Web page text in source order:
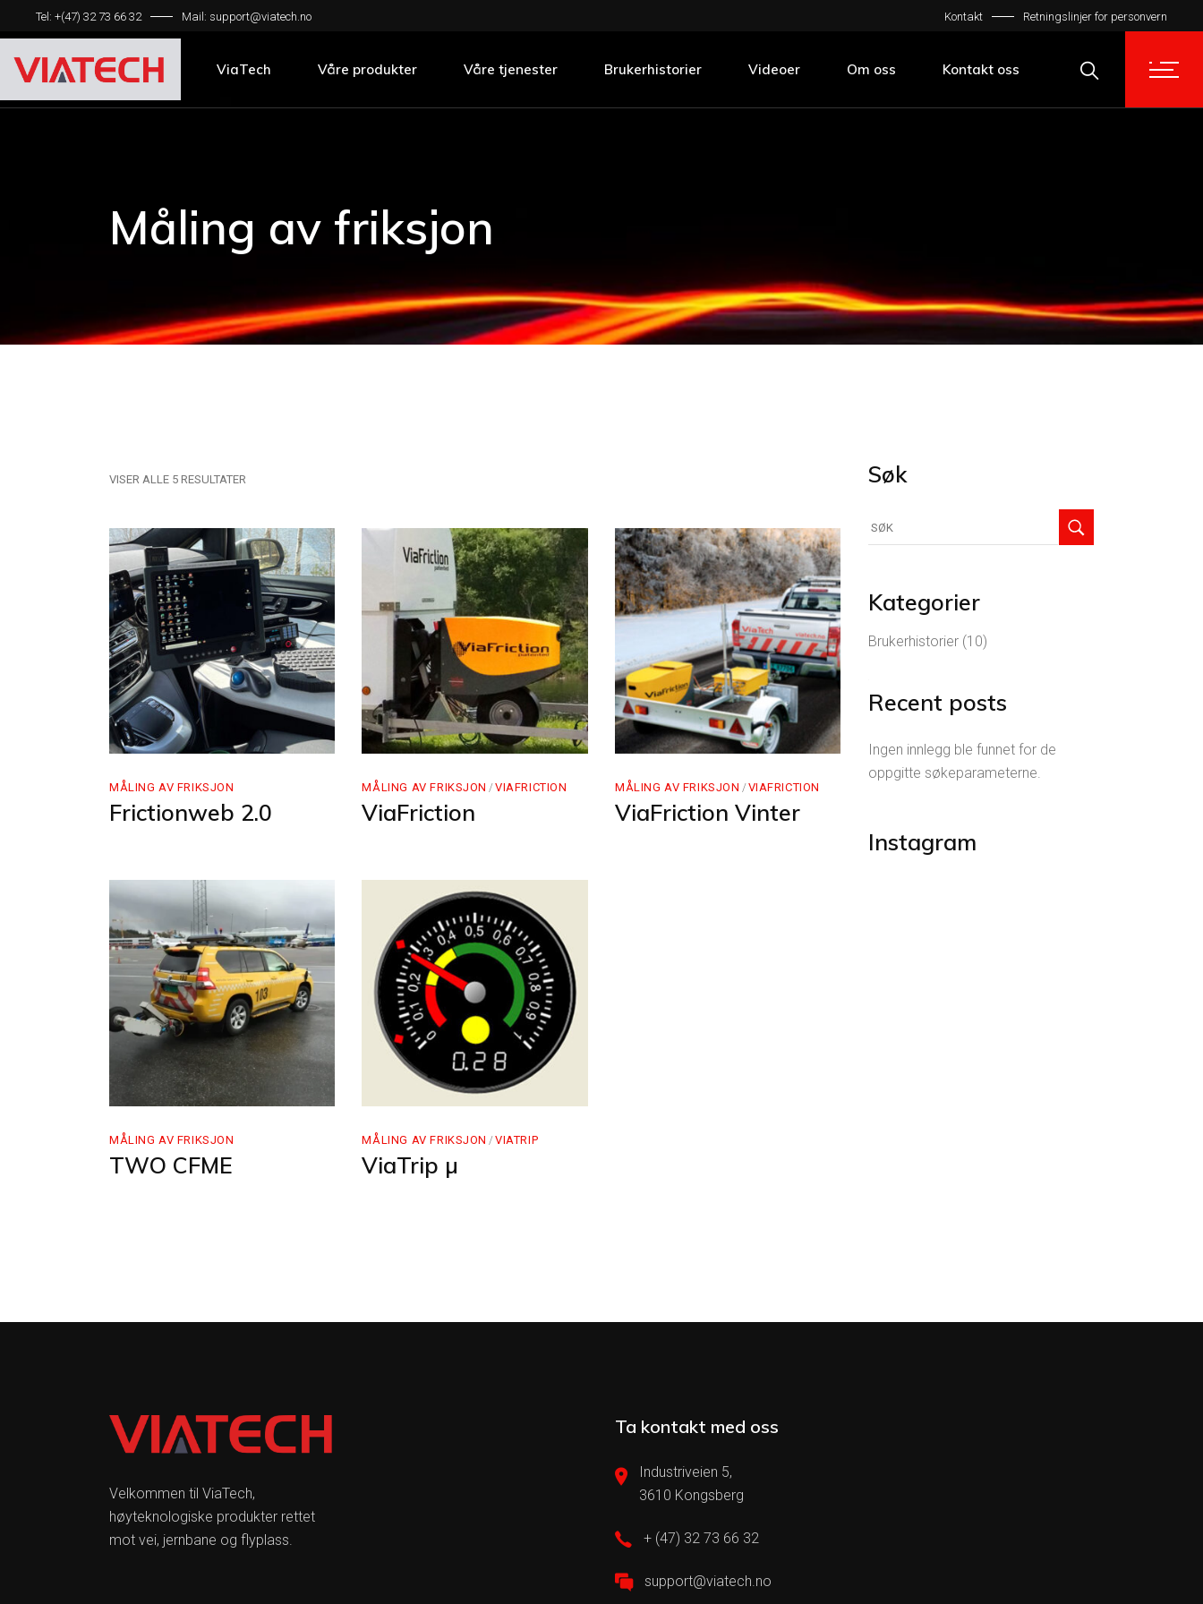
Tel: +(47) 32 73 66 32 Mail: support@viatech.no Kontakt Retningslinjer for personvern
ViaTech Våre produkter Våre tjenester Brukerhistorier Videoer Om oss Kontakt oss
Måling av friksjon
Retningslinjer for personvern
Måling av friksjon
VISER ALLE 5 RESULTATER
MÅLING AV FRIKSJON
Frictionweb 2.0
MÅLING AV FRIKSJON VIAFRICTION
ViaFriction
MÅLING AV FRIKSJON VIAFRICTION
ViaFriction Vinter
MÅLING AV FRIKSJON
TWO CFME
MÅLING AV FRIKSJON VIATRIP
ViaTrip µ
Søk
etter:
Kategorier
Brukerhistorier(10)
Recent posts
Ingen innlegg ble funnet for de
oppgitte søkeparameterne.
Instagram
Velkommen til ViaTech,
høyteknologiske produkter rettet
mot vei, jernbane og flyplass.
Ta kontakt med oss
Industriveien 5,
3610 Kongsberg
+ (47) 32 73 66 32
support@viatech.no